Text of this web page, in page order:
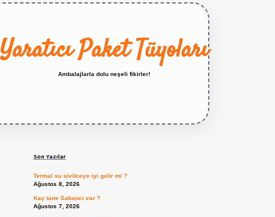
Yaratıcı Paket Tüyoları
Ambalajlarla dolu neşeli fikirler!
Son Yazılar
Termal su sivilceye iyi gelir mi ?
Ağustos 8, 2026
Kaç tane Sabancı var ?
Ağustos 7, 2026